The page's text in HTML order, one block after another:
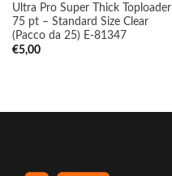
Ultra Pro Super Thick Toploader
75 pt – Standard Size Clear
(Pacco da 25) E-81347
€5,00